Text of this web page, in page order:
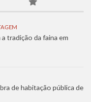
tradição da faina em
de habitação pública de